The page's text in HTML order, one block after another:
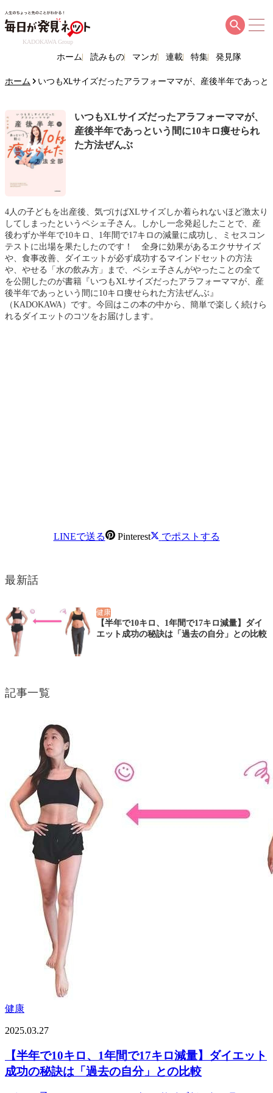
KADOKAWA Group
ホーム 読みもの マンガ 連載 特集 発見隊
ホーム いつもXLサイズだったアラフォーママが、産後半年であっ
いつもXLサイズだったアラフォーママが、
産後半年であっという間に10キロ痩せられ
た方法ぜんぶ
4人の子どもを出産後、気づけばXLサイズしか着られないほど激太り
してしまったというペシェ子さん。しかし一念発起したことで、産
後わずか半年で10キロ、1年間で17キロの減量に成功し、ミセスコン
テストに出場を果たしたのです！ 全身に効果があるエクササイズ
や、食事改善、ダイエットが必ず成功するマインドセットの方法
や、やせる「水の飲み方」まで、ペシェ子さんがやったことの全て
を公開したのが書籍『いつもXLサイズだったアラフォーママが、産
後半年であっという間に10キロ痩せられた方法ぜんぶ』
（KADOKAWA）です。今回はこの本の中から、簡単で楽しく続けら
れるダイエットのコツをお届けします。
LINEで送る Pinterest でポストする
最新話
健康
【半年で10キロ、1年間で17キロ減量】ダイ
エット成功の秘訣は「過去の自分」との比較
記事一覧
健康
2025.03.27
【半年で10キロ、1年間で17キロ減量】ダイエット
成功の秘訣は「過去の自分」との比較